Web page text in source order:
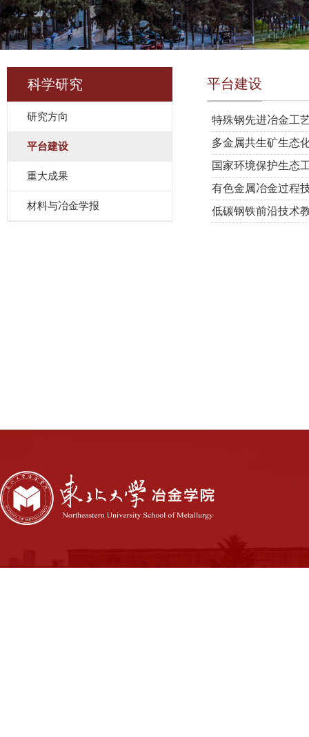
科学研究
研究方向
平台建设
重大成果
材料与冶金学报
平台建设
特殊钢先进冶金工
多金属共生矿生态
国家环境保护生态
有色金属冶金过程
低碳钢铁前沿技术